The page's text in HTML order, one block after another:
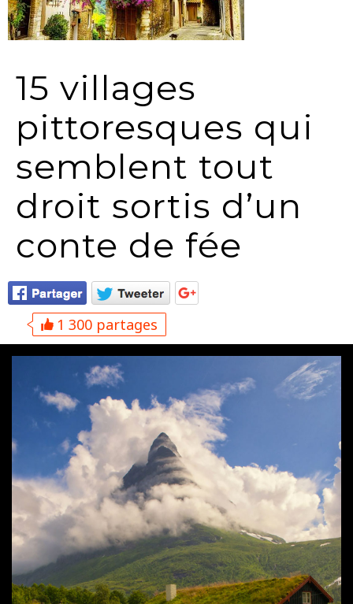
15 villages
pittoresques qui
semblent tout
droit sortis d’un
conte de fée
1 300 partages